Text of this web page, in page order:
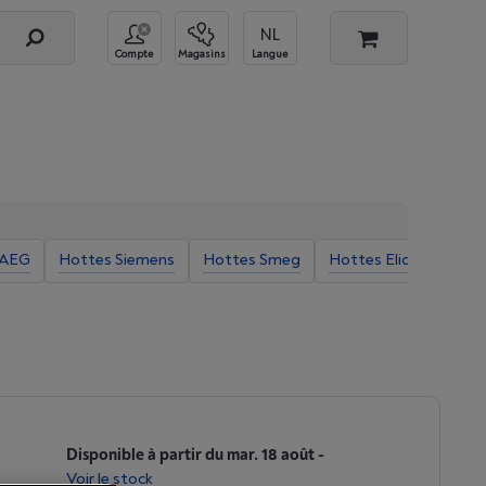
Compte Magasins Langue
Hottes Siemens Hottes Smeg Hottes Elica
Disponible à partir du mar. 18 août-
Voir le stock